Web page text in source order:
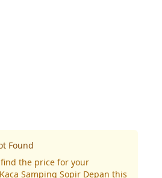
Found
the price for your
Samping Sopir Depan this